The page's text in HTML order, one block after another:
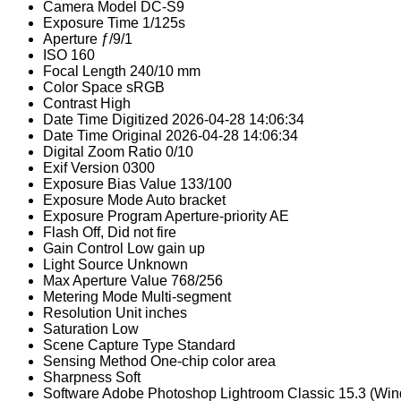
Camera Model DC-S9
Exposure Time 1/125s
Aperture ƒ/9/1
ISO 160
Focal Length 240/10 mm
Color Space sRGB
Contrast High
Date Time Digitized 2026-04-28 14:06:34
Date Time Original 2026-04-28 14:06:34
Digital Zoom Ratio 0/10
Exif Version 0300
Exposure Bias Value 133/100
Exposure ModeAuto bracket
Exposure ProgramAperture-priority AE
Flash Off, Did not fire
Gain Control
Low gain up
Light Source Unknown
Max Aperture Value 768/256
Metering Mode Multi-segment
Resolution Unit inches
Saturation Low
Scene Capture Type Standard
Sensing Method One-chip color area
Sharpness Soft
SoftwareAdobe Photoshop Lightroom Classic 15.3